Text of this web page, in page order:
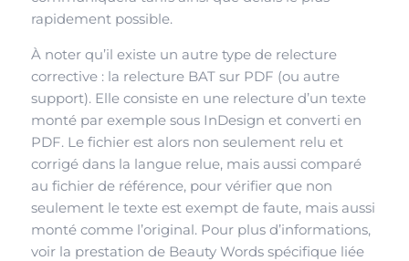
rapidement possible.
À noter qu’il existe un autre type de relecture
corrective : la relecture BAT sur PDF (ou autre
support). Elle consiste en une relecture d’un texte
monté par exemple sous InDesign et converti en
PDF. Le fichier est alors non seulement relu et
corrigé dans la langue relue, mais aussi comparé
au fichier de référence, pour vérifier que non
seulement le texte est exempt de faute, mais aussi
monté comme l’original. Pour plus d’informations,
voir la prestation de Beauty Words spécifique liée